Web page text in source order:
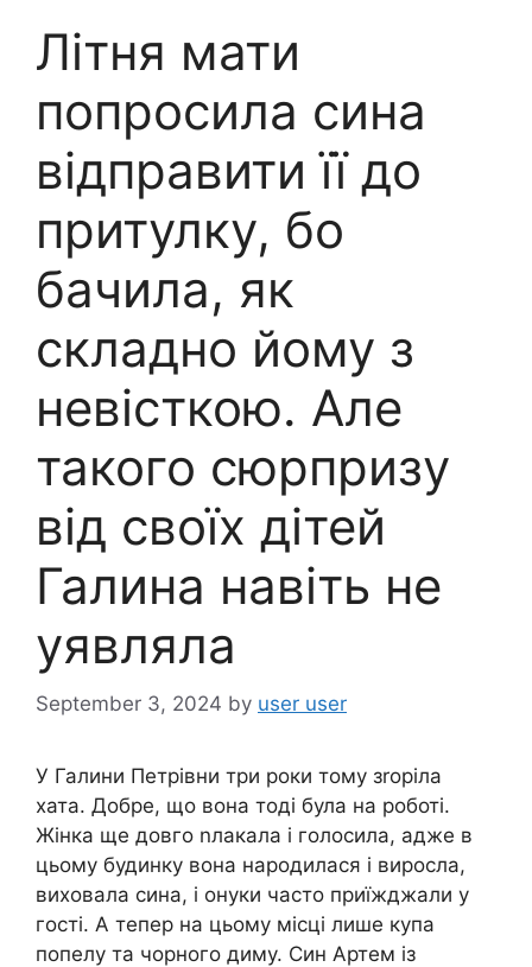
Літня мати
попросила сина
відправити її до
притулку, бо
бачила, як
складно йому з
невісткою. Але
такого сюрпризу
від своїх дітей
Галина навіть не
уявляла
September 3, 2024 by user user
У Галини Петрівни три роки тому зrоріла
хата. Добре, що вона тоді була на роботі.
Жінка ще довго nлакала і голосила, адже в
цьому будинку вона народилася і виросла,
виховала сина, і онуки часто приїжджали у
гості. А тепер на цьому місці лише купа
попелу та чорного диму. Син Артем із